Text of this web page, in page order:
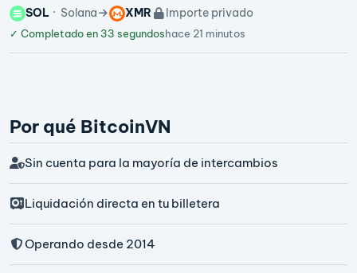
SOL Solana XMR Importe privado
✓ Completado en 33 segundoshace 21 minutos
Por qué BitcoinVN
Sin cuenta para la mayoría de intercambios
Liquidación directa en tu billetera
Operando desde 2014